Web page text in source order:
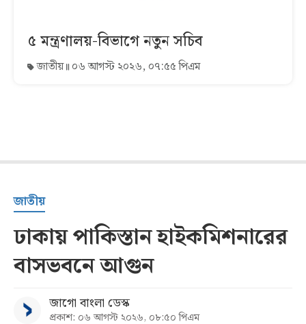
৫ মন্ত্রণালয়-বিভাগে নতুন সচিব
জাতীয় ০৬ আগস্ট ২০২৬, ০৭:৫৫ পিএম
জাতীয়
ঢাকায় পাকিস্তান হাইকমিশনারের
বাসভবনে আগুন
জাগো বাংলা ডেস্ক
প্রকাশ: ০৬ আগস্ট ২০২৬, ০৮:৫০ পিএম